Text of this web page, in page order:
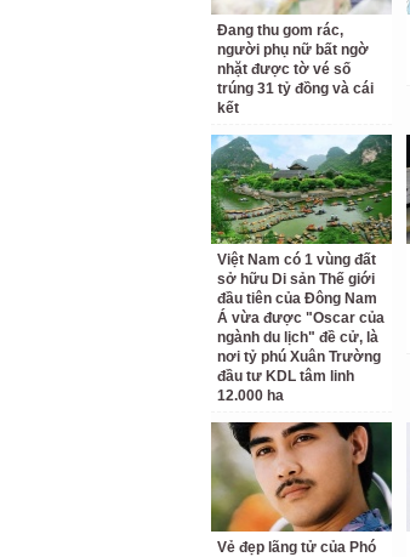
Đang thu gom rác,
người phụ nữ bất ngờ
nhặt được tờ vé số
trúng 31 tỷ đồng và cái
kết
Việt Nam có 1 vùng đất
sở hữu Di sản Thế giới
đầu tiên của Đông Nam
Á vừa được "Oscar của
ngành du lịch" đề cử, là
nơi tỷ phú Xuân Trường
đầu tư KDL tâm linh
12.000 ha
Vẻ đẹp lãng tử của Phó